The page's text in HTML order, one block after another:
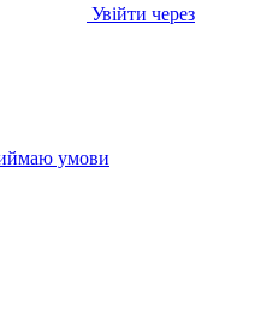
Увійти через
умови